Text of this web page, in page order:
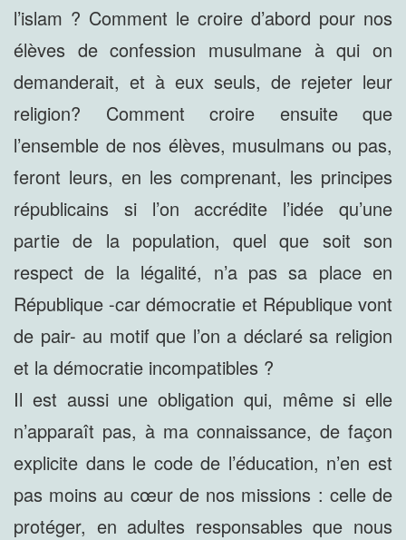
l’islam ? Comment le croire d’abord pour nos
élèves de confession musulmane à qui on
demanderait, et à eux seuls, de rejeter leur
religion? Comment croire ensuite que
l’ensemble de nos élèves, musulmans ou pas,
feront leurs, en les comprenant, les principes
républicains si l’on accrédite l’idée qu’une
partie de la population, quel que soit son
respect de la légalité, n’a pas sa place en
République -car démocratie et République vont
de pair- au motif que l’on a déclaré sa religion
et la démocratie incompatibles ?
Il est aussi une obligation qui, même si elle
n’apparaît pas, à ma connaissance, de façon
explicite dans le code de l’éducation, n’en est
pas moins au cœur de nos missions : celle de
protéger, en adultes responsables que nous